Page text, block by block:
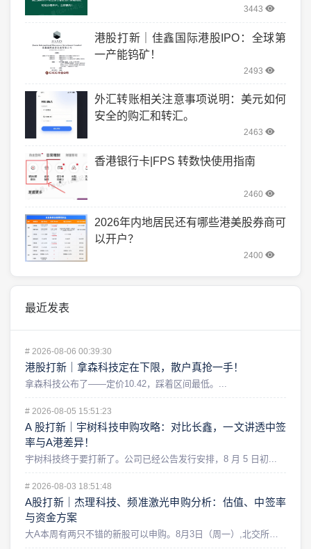
3443
港股打新｜佳鑫国际港股IPO：全球第
一产能钨矿！
2493
外汇转账相关注意事项说明：美元如何
安全的购汇和转汇。
2463
香港银行卡|FPS 转数快使用指南
2460
2026年内地居民还有哪些港美股券商可
以开户？
2400
最近发表
# 2026-08-06 00:39:30
港股打新｜拿森科技定在下限，散户真抢一手！
拿森科技公布了——定价10.42，踩着区间最低。...
# 2026-08-05 15:51:23
A 股打新｜宇树科技申购攻略：对比长鑫，一文讲透中签
率与A港差异！
宇树科技终于要打新了。公司已经公告发行安排，8 月 5 日初...
# 2026-08-03 18:51:48
A股打新｜杰理科技、频准激光申购分析：估值、中签率
与资金方案
大A本周有两只不错的新股可以申购。8月3日（周一）,北交所的...